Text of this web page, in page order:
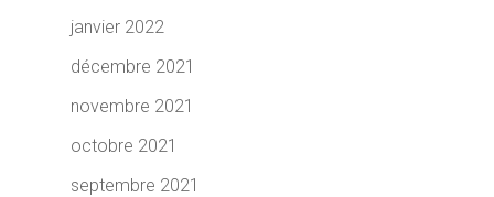
janvier 2022
décembre 2021
novembre 2021
octobre 2021
septembre 2021